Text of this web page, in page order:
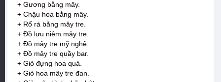
+ Gương bằng mây.
+ Chậu hoa bằng mây.
+ Rổ rá bằng mây tre.
+ Đồ lưu niệm mây tre.
+ Đồ mây tre mỹ nghệ.
+ Đồ mây tre quầy bar.
+ Giỏ đựng hoa quả.
+ Giỏ hoa mây tre đan.